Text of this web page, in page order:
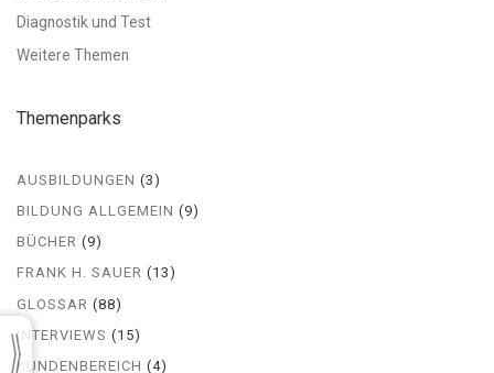
Diagnostik und Test
Weitere Themen
Themenparks
AUSBILDUNGEN (3)
BILDUNG ALLGEMEIN (9)
BÜCHER (9)
FRANK H. SAUER (13)
GLOSSAR (88)
INTERVIEWS (15)
KUNDENBEREICH (4)